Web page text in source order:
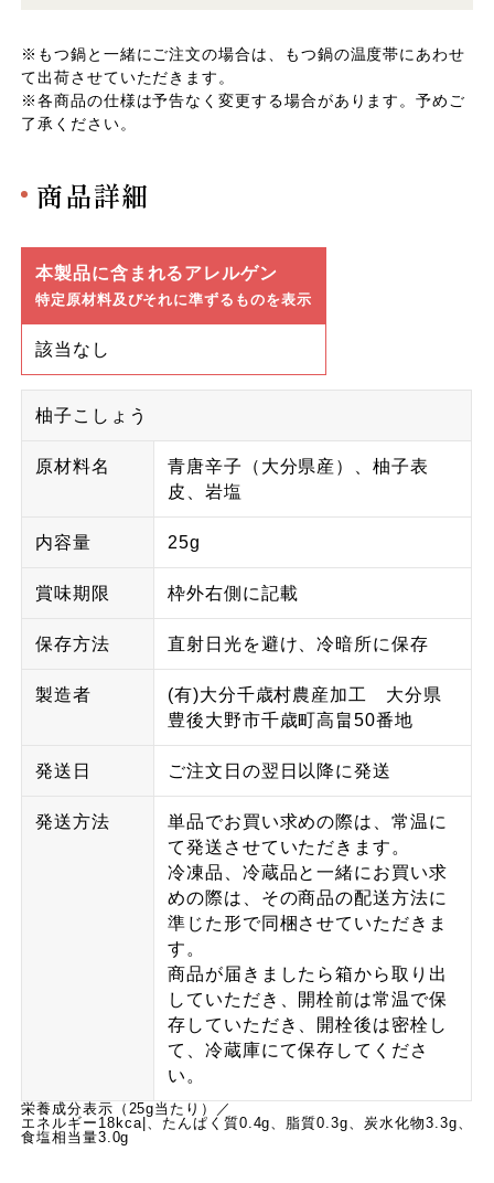
※もつ鍋と一緒にご注文の場合は、もつ鍋の温度帯にあわせ
て出荷させていただきます。
※各商品の仕様は予告なく変更する場合があります。予めご
了承ください。
商品詳細
本製品に含まれるアレルゲン
特定原材料及びそれに準ずるものを表示
該当なし
柚子こしょう
原材料名
青唐辛子（大分県産）、柚子表
皮、岩塩
内容量 25g
賞味期限 枠外右側に記載
保存方法 直射日光を避け、冷暗所に保存
製造者
(有)大分千歳村農産加工 大分県
豊後大野市千歳町高畠50番地
発送日 ご注文日の翌日以降に発送
発送方法
単品でお買い求めの際は、常温に
て発送させていただきます。
冷凍品、冷蔵品と一緒にお買い求
めの際は、その商品の配送方法に
準じた形で同梱させていただきま
す。
商品が届きましたら箱から取り出
していただき、開栓前は常温で保
存していただき、開栓後は密栓し
て、冷蔵庫にて保存してくださ
い。
栄養成分表示（25g当たり）／
エネルギー18kca|、たんぱく質0.4g、脂質0.3g、炭水化物3.3g、
食塩相当量3.0g